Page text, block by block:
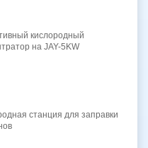
кислородный
на JAY-5KW
станция для заправки